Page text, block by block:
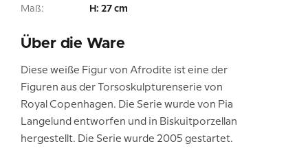
Maß: H: 27 cm
Über die Ware
Diese weiße Figur von Afrodite ist eine der
Figuren aus der Torsoskulpturenserie von
Royal Copenhagen. Die Serie wurde von Pia
Langelund entworfen und in Biskuitporzellan
hergestellt. Die Serie wurde 2005 gestartet.